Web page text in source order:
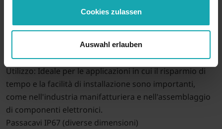
Cookies zulassen
Auswahl erlauben
costruzione di elettrodomestici.
Materiale: PVC (cloruro di polivinile), nero
Proprietà: Consente un'installazione rapida e senza
attrezzi.
Utilizzo: Ideale per le applicazioni in cui il risparmio di
tempo e la facilità di installazione sono importanti,
come nell'industria manifatturiera e nell'assemblaggio
di componenti elettronici.
Passacavi IP67 (diverse dimensioni)